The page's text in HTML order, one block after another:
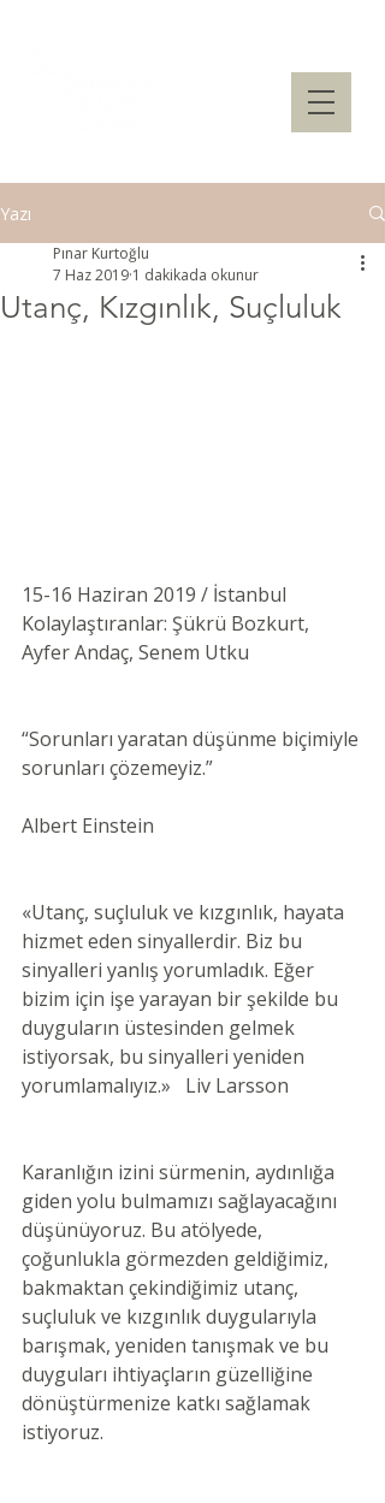
Yazı
Utanç, Kızgınlık, Suçluluk
Pınar Kurtoğlu
7 Haz 2019 1 dakikada okunur
15-16 Haziran 2019 / İstanbul
Kolaylaştıranlar: Şükrü Bozkurt,
Ayfer Andaç, Senem Utku
“Sorunları yaratan düşünme biçimiyle
sorunları çözemeyiz.”
Albert Einstein
«Utanç, suçluluk ve kızgınlık, hayata
hizmet eden sinyallerdir. Biz bu
sinyalleri yanlış yorumladık. Eğer
bizim için işe yarayan bir şekilde bu
duyguların üstesinden gelmek
istiyorsak, bu sinyalleri yeniden
yorumlamalıyız.»   Liv Larsson
Karanlığın izini sürmenin, aydınlığa
giden yolu bulmamızı sağlayacağını
düşünüyoruz. Bu atölyede,
çoğunlukla görmezden geldiğimiz,
bakmaktan çekindiğimiz utanç,
suçluluk ve kızgınlık duygularıyla
barışmak, yeniden tanışmak ve bu
duyguları ihtiyaçların güzelliğine
dönüştürmenize katkı sağlamak
istiyoruz.